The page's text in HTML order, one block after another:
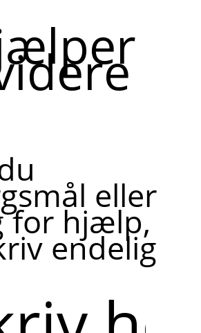
eller
for hjælp,
endelig